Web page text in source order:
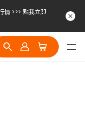
>>> 點我立即
情 >>> 點我立即
情 >>> 點我立即